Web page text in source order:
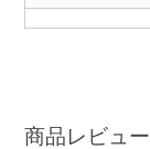
商品レビュー